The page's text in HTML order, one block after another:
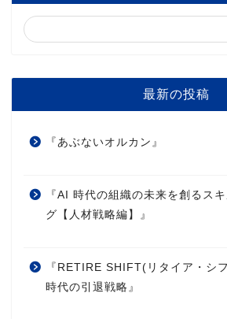
最新の投稿
『あぶないオルカン』
『AI 時代の組織の未来を創るス
グ【人材戦略編】』
『RETIRE SHIFT(リタイア・シ
時代の引退戦略』